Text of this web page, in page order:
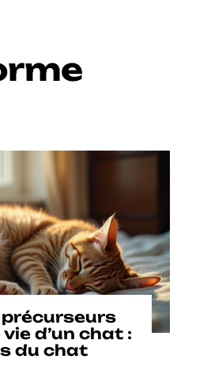
d’un chat :
du chat